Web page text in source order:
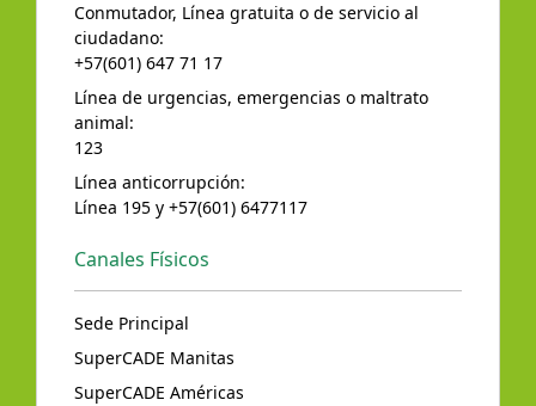
Conmutador, Línea gratuita o de servicio al
ciudadano:
+57(601) 647 71 17
Línea de urgencias, emergencias o maltrato
animal:
123
Línea anticorrupción:
Línea 195 y +57(601) 6477117
Canales Físicos
Sede Principal
SuperCADE Manitas
SuperCADE Américas